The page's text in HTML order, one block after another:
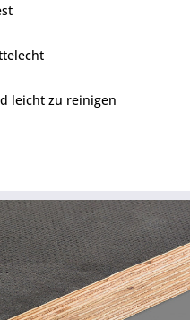
leicht zu reinigen